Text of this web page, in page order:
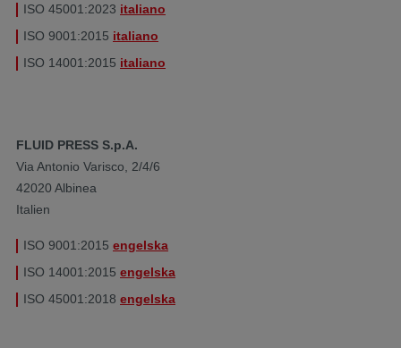
ISO 45001:2023 italiano
ISO 9001:2015 italiano
ISO 14001:2015 italiano
FLUID PRESS S.p.A.
Via Antonio Varisco, 2/4/6
42020 Albinea
Italien
ISO 9001:2015 engelska
ISO 14001:2015 engelska
ISO 45001:2018 engelska